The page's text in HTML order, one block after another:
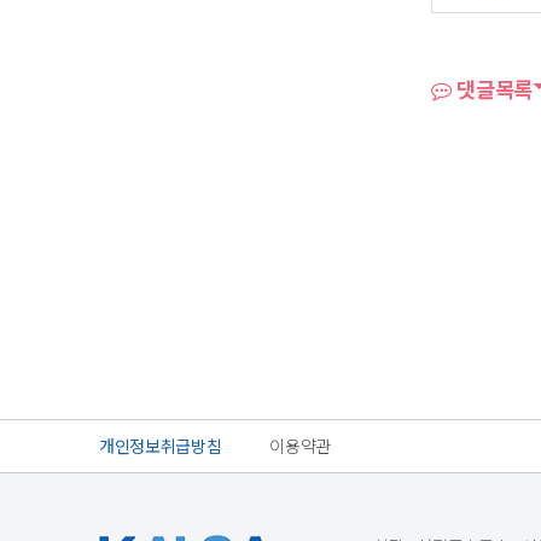
댓글목록
개인정보취급방침 이용약관